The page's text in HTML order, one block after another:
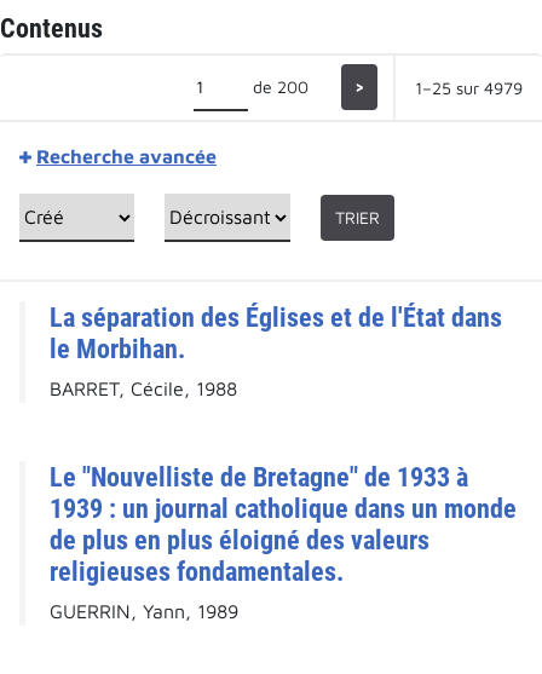
Contenus
de 200 > 1–25 sur 4979
Recherche avancée
TRIER
La séparation des Églises et de l'État dans
le Morbihan.
BARRET, Cécile, 1988
Le "Nouvelliste de Bretagne" de 1933 à
1939 : un journal catholique dans un monde
de plus en plus éloigné des valeurs
religieuses fondamentales.
GUERRIN, Yann, 1989